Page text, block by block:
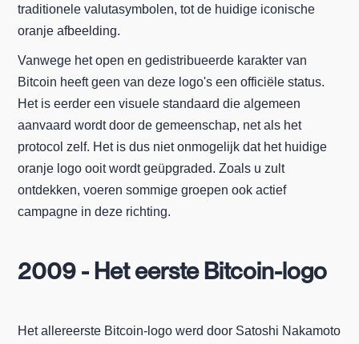
traditionele valutasymbolen, tot de huidige iconische
oranje afbeelding.
Vanwege het open en gedistribueerde karakter van
Bitcoin heeft geen van deze logo's een officiële status.
Het is eerder een visuele standaard die algemeen
aanvaard wordt door de gemeenschap, net als het
protocol zelf. Het is dus niet onmogelijk dat het huidige
oranje logo ooit wordt geüpgraded. Zoals u zult
ontdekken, voeren sommige groepen ook actief
campagne in deze richting.
2009 - Het eerste Bitcoin-logo
Het allereerste Bitcoin-logo werd door Satoshi Nakamoto